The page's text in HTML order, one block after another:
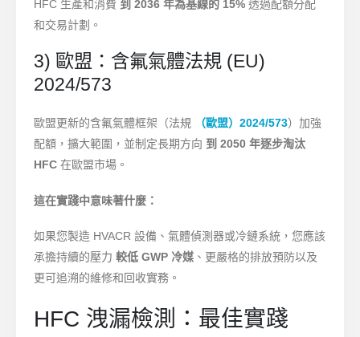
HFC 生產和消費 到 2036 年為基線的 15% 透過配額分配
和交易計劃。
3) 歐盟：含氟氣體法規 (EU)
2024/573
歐盟更新的含氟氣體框架（法規 （歐盟）2024/573）加強
配額，擴大範圍，並制定長期方向 到 2050 年逐步淘汰
HFC 在歐盟市場。
這在實踐中意味著什麼：
如果您製造 HVACR 設備、氣體偵測器或冷鏈系統，您應該
承擔持續的壓力較低 GWP 冷媒 、更嚴格的排放預防以及
更可追溯的維修和回收實務。
HFC 洩漏檢測：最佳實踐